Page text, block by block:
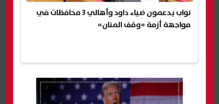
نواب يدعمون ضياء داود وأهالي 3 محافظات في
مواجهة أزمة «وقف المنان»